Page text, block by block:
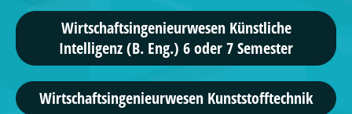
Wirtschaftsingenieurwesen Künstliche
Intelligenz (B. Eng.) 6 oder 7 Semester
Wirtschafts­ingenieur­wesen Kunststofftechnik